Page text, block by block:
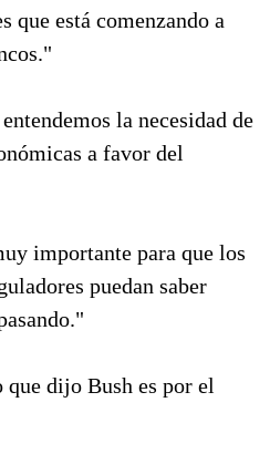
que está comenzando a
la necesidad de
a favor del
importante para que los
puedan saber
dijo Bush es por el